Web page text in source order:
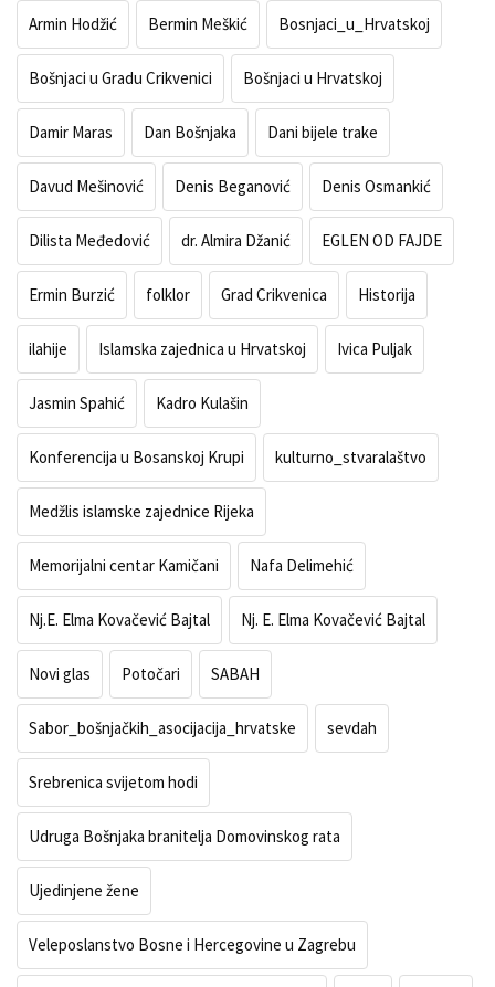
Armin Hodžić Bermin Meškić Bosnjaci_u_Hrvatskoj
Bošnjaci u Gradu Crikvenici Bošnjaci u Hrvatskoj
Damir Maras Dan Bošnjaka Dani bijele trake
Davud Mešinović Denis Beganović Denis Osmankić
Dilista Međedović dr. Almira Džanić EGLEN OD FAJDE
Ermin Burzić folklor Grad Crikvenica Historija
ilahije Islamska zajednica u Hrvatskoj Ivica Puljak
Jasmin Spahić Kadro Kulašin
Konferencija u Bosanskoj Krupi kulturno_stvaralaštvo
Medžlis islamske zajednice Rijeka
Memorijalni centar Kamičani Nafa Delimehić
Nj.E. Elma Kovačević Bajtal Nj. E. Elma Kovačević Bajtal
Novi glas Potočari SABAH
Sabor_bošnjačkih_asocijacija_hrvatske sevdah
Srebrenica svijetom hodi
Udruga Bošnjaka branitelja Domovinskog rata
Ujedinjene žene
Veleposlanstvo Bosne i Hercegovine u Zagrebu